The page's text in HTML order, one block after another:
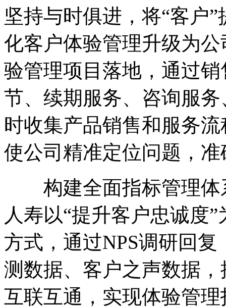
坚持与时俱进，将“客户
化客户体验管理升级为
验管理项目落地，通过
节、续期服务、咨询服
时收集产品销售和服务
使公司精准定位问题，
构建全面指标管理体
人寿以“提升客户忠诚度
方式，通过NPS调研回
测数据、客户之声数据
互联互通，实现体验管